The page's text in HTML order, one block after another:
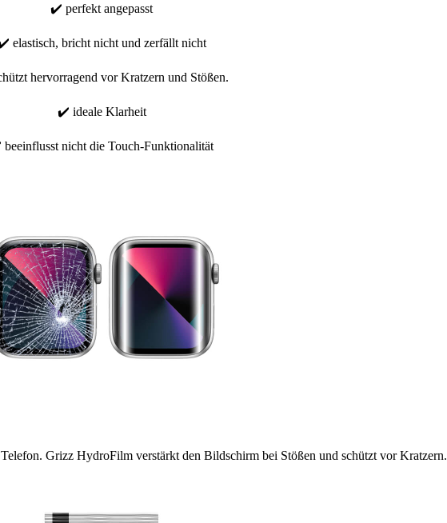
✔️ perfekt angepasst
elastisch, bricht nicht und zerfällt nicht
hervorragend vor Kratzern und Stößen.
✔️ ideale Klarheit
nicht die Touch-Funktionalität
Grizz HydroFilm verstärkt den Bildschirm bei Stößen und schützt vor Kratzern.